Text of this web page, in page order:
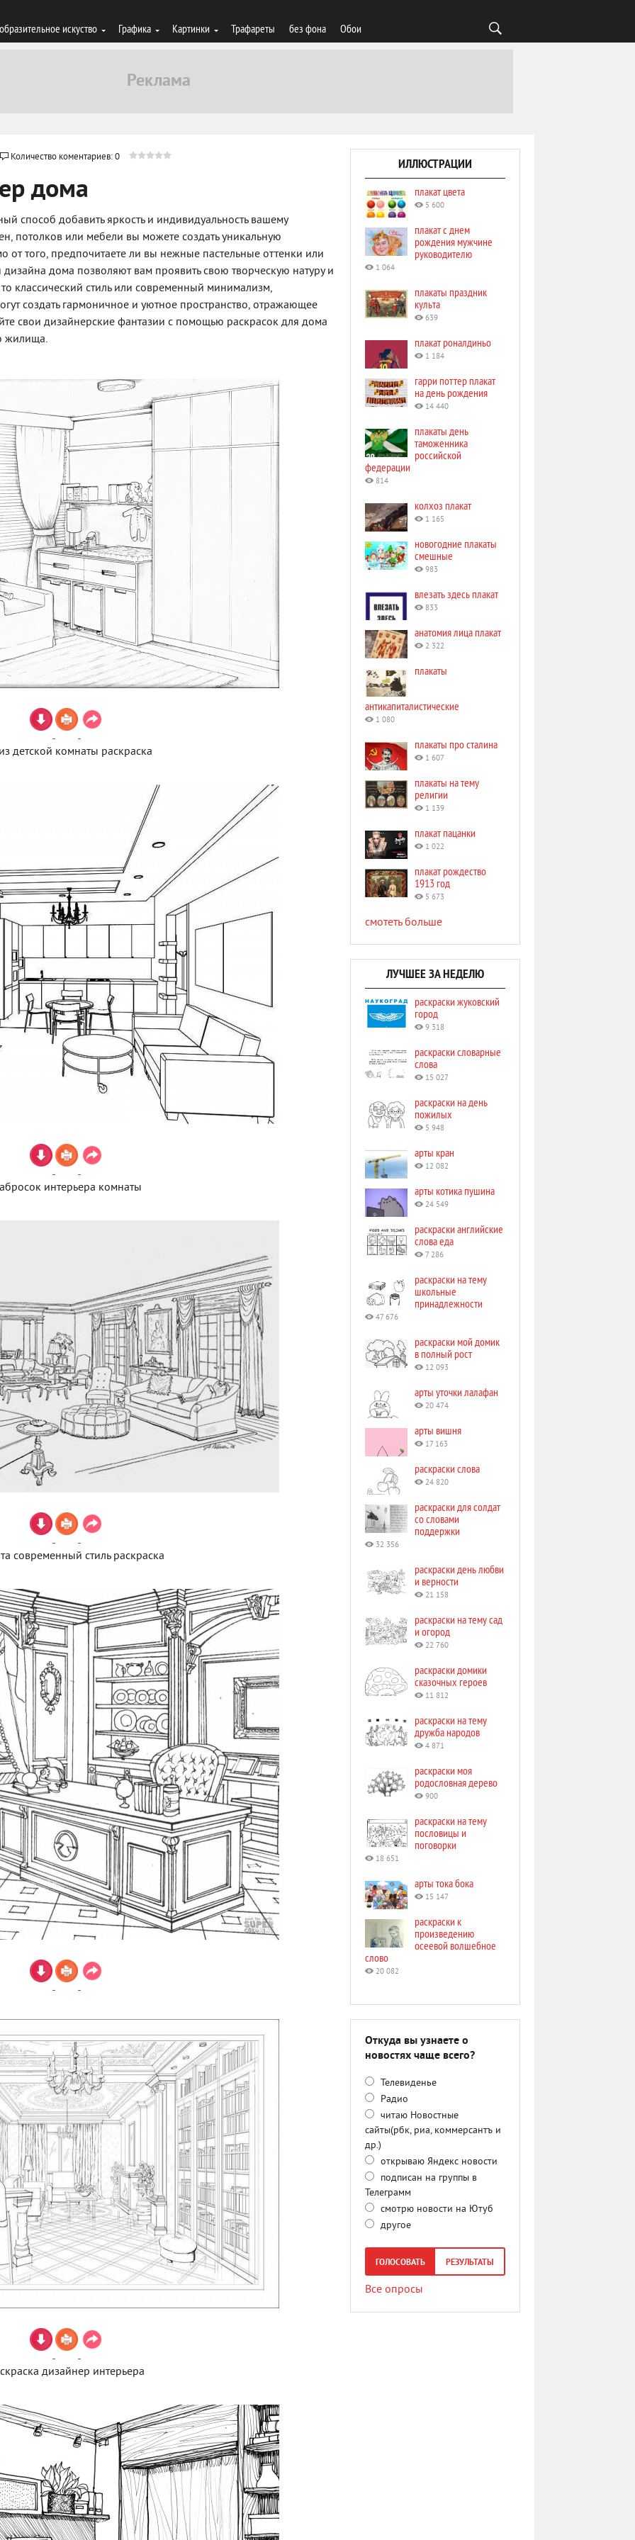
искуство Графика Картинки Трафареты без фона Обои
Количество коментариев: 0
дома
способ добавить яркость и индивидуальность вашему
потолков или мебели вы можете создать уникальную
от того, предпочитаете ли вы нежные пастельные оттенки или
дома позволяют вам проявить свою творческую натуру и
классический стиль или современный минимализм,
создать гармоничное и уютное пространство, отражающее
свои дизайнерские фантазии с помощью раскрасок для дома
жилища.
детской комнаты раскраска
интерьера комнаты
современный стиль раскраска
дизайнер интерьера
ИЛЛЮСТРАЦИИ
плакат цвета
5 600
плакат с днем
рождения мужчине
руководителю
1 064
плакаты праздник
культа
639
плакат роналдиньо
1 184
гарри поттер плакат
на день рождения
14 440
плакаты день
таможенника
российской
федерации
814
колхоз плакат
1 165
новогодние плакаты
смешные
983
влезать здесь плакат
833
анатомия лица плакат
2 322
плакаты
антикапиталистические
1 080
плакаты про сталина
1 607
плакаты на тему
религии
1 139
плакат пацанки
1 022
плакат рождество
1913 год
5 673
смотеть больше
ЛУЧШЕЕ ЗА НЕДЕЛЮ
раскраски жуковский
город
9 318
раскраски словарные
слова
15 027
раскраски на день
пожилых
5 948
арты кран
12 082
арты котика пушина
24 549
раскраски английские
слова еда
7 286
раскраски на тему
школьные
принадлежности
47 676
раскраски мой домик
в полный рост
12 093
арты уточки лалафан
20 474
арты вишня
17 163
раскраски слова
24 820
раскраски для солдат
со словами
поддержки
32 356
раскраски день любви
и верности
21 158
раскраски на тему сад
и огород
22 760
раскраски домики
сказочных героев
11 812
раскраски на тему
дружба народов
4 871
раскраски моя
родословная дерево
900
раскраски на тему
пословицы и
поговорки
18 651
арты тока бока
15 147
раскраски к
произведению
осеевой волшебное
слово
20 082
Откуда вы узнаете о
новостях чаще всего?
Телевиденье
Радио
читаю Новостные
сайты(рбк, риа, коммерсантъ и
др.)
открываю Яндекс новости
подписан на группы в
Телеграмм
смотрю новости на Ютуб
другое
ГОЛОСОВАТЬ РЕЗУЛЬТАТЫ
Все опросы